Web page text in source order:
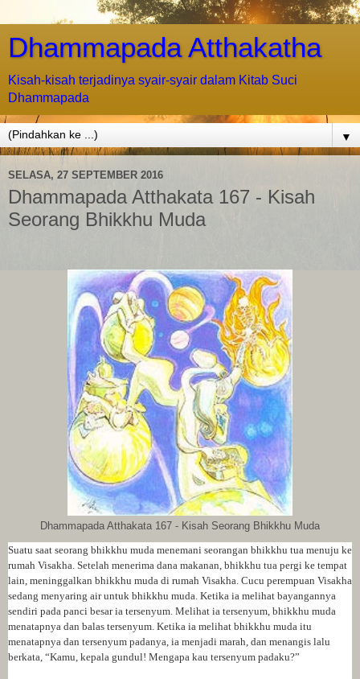
Dhammapada Atthakatha
Kisah-kisah terjadinya syair-syair dalam Kitab Suci
Dhammapada
▼
SELASA, 27 SEPTEMBER 2016
Dhammapada Atthakata 167 - Kisah
Seorang Bhikkhu Muda
Dhammapada Atthakata 167 - Kisah Seorang Bhikkhu Muda
Suatu saat seorang bhikkhu muda menemani seorangan bhikkhu tua menuju ke
rumah Visakha. Setelah menerima dana makanan, bhikkhu tua pergi ke tempat
lain, meninggalkan bhikkhu muda di rumah Visakha. Cucu perempuan Visakha
sedang menyaring air untuk bhikkhu muda. Ketika ia melihat bayangannya
sendiri pada panci besar ia tersenyum. Melihat ia tersenyum, bhikkhu muda
menatapnya dan balas tersenyum. Ketika ia melihat bhikkhu muda itu
menatapnya dan tersenyum padanya, ia menjadi marah, dan menangis lalu
berkata, “Kamu, kepala gundul! Mengapa kau tersenyum padaku?”